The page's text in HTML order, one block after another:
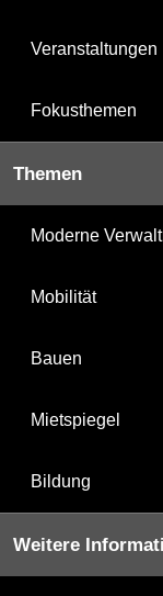
Veranstaltungen
Fokusthemen
Themen
Moderne
Mobilität
Bauen
Mietspiegel
Bildung
Weitere